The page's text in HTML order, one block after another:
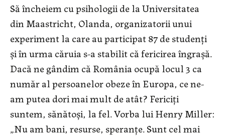
Să încheiem cu psihologii de la Universitatea
din Maastricht, Olanda, organizatorii unui
experiment la care au participat 87 de studenţi
şi în urma căruia s-a stabilit că fericirea îngraşă.
Dacă ne gândim că România ocupă locul 3 ca
număr al persoanelor obeze în Europa, ce ne-
am putea dori mai mult de atât? Fericiţi
suntem, sănătoşi, la fel. Vorba lui Henry Miller:
„Nu am bani, resurse, speranţe. Sunt cel mai